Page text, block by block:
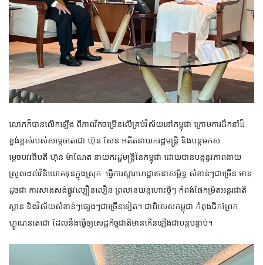
លោកក៏បានលើកឡើង ពីភាពរីកចម្រើនលើគ្រប់វិស័យនៅកម្ពុជា ក្រោមការដឹកនាំដ៏
ខ្ពង់ខ្ពស់របស់សម្តេចតេជោ ហ៊ុន សែន អតីតនាយករដ្ឋមន្ត្រី និងបន្តមកស
ម្តេចបវរធីបតី ហ៊ុន ម៉ាណែត នាយករដ្ឋមន្ត្រីនៃកម្ពុជា ដោយបានបង្កនូវភាពងាយ
ស្រួលដល់វិនិយោគទុនក្នុងស្រុក ធ្វើការស្ដារហេដ្ឋារចនាសម្ព័ន្ធ សំខាន់ៗជាច្រើន មាន
ដូចជា ការសាងសង់ផ្លូវល្បឿនលឿន ព្រលានយន្តហោះថ្មីៗ កំពង់ផែកម្រិតអន្តរជាតិ
ស្ពាន និងវិស័យសំខាន់ៗផ្សេងៗជាច្រើនទៀត។ ជាពិសេសកម្ពុជា កំពុងជីកព្រែក
ហ្វូណនតេជោ ដែលនឹងធ្វើឲ្យសេដ្ឋកិច្ចជាតិមានកើនឡើងជាបន្តបន្ទាប់។